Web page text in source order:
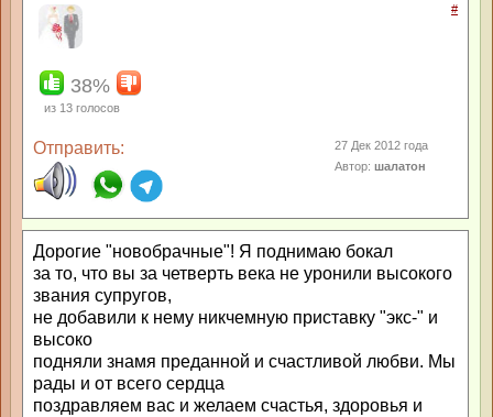
#
38%
из 13 голосов
Отправить:
27 Дек 2012 года
Автор:шалатон
Дорогие "новобрачные"! Я поднимаю бокал
за то, что вы за четверть века не уронили высокого
звания супругов,
не добавили к нему никчемную приставку "экс-" и
высоко
подняли знамя преданной и счастливой любви. Мы
рады и от всего сердца
поздравляем вас и желаем счастья, здоровья и